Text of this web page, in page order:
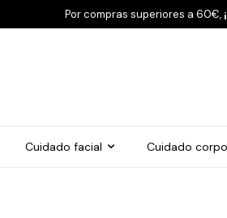
Por compras superiores a 60€,
Cuidado facial Cuidado